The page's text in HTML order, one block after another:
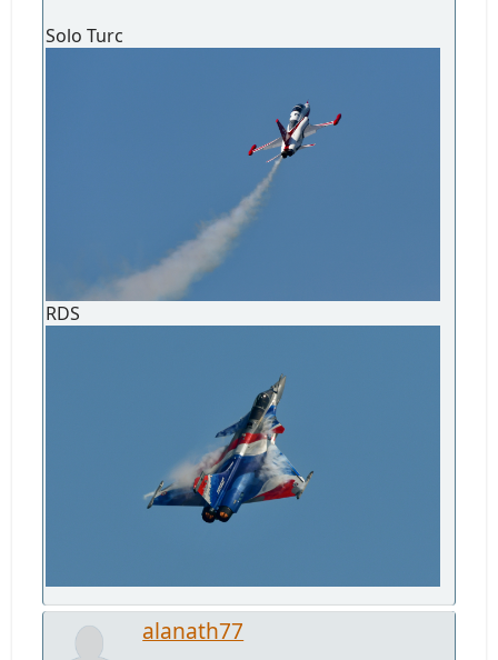
Solo Turc
RDS
alanath77